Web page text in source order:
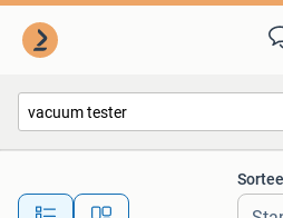
Alle afstanden…